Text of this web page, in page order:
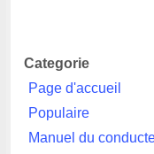
Categorie
Page d'accueil
Populaire
Manuel du